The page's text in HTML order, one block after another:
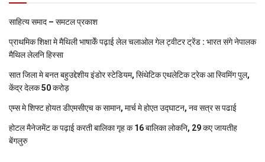
साहित्य समाद – समटल प्रकाश
प्राथमिक शि‍क्षा मे मैथि‍ली भाषाकेँ पढ़ाई लेल चलाओल गेल ट्वीटर ट्रेंड : भारत संगे नेपालक
मैथिल लेलनि हिस्सा
सात जिला मे बनत बहुउद्देशीय इंडोर स्‍टेडि‍यम, सिंथेटिक एथलेटिक ट्रेक आ स्विमिंग पुल,
केंद्र देलक 50 करोड़
एम्स मे शिफ्ट होयत डीएमसीएच क सामान, मार्च मे होएत उद्घाटन, नव सत्र स पढाई
होटल मैनेजमेंट क पढ़ाई करती बालिका गृह क 16 बालिका लोकनि, 29 कए जायतीह
बेंगलुरु